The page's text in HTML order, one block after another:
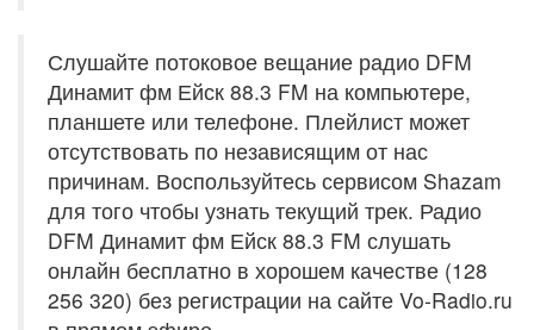
Слушайте потоковое вещание радио DFM
Динамит фм Ейск 88.3 FM на компьютере,
планшете или телефоне. Плейлист может
отсутствовать по независящим от нас
причинам. Воспользуйтесь сервисом Shazam
для того чтобы узнать текущий трек. Радио
DFM Динамит фм Ейск 88.3 FM слушать
онлайн бесплатно в хорошем качестве (128
256 320) без регистрации на сайте Vo-Radio.ru